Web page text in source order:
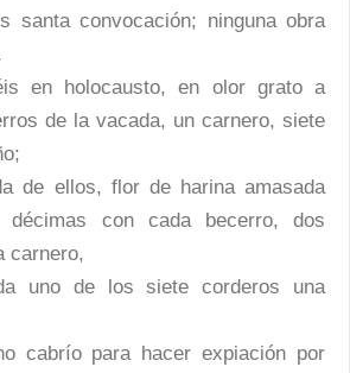
santa convocación; ninguna obra
en holocausto, en olor grato a
de la vacada, un carnero, siete
de ellos, flor de harina amasada
con cada becerro, dos
carnero,
uno de los siete corderos una
cabrío para hacer expiación por